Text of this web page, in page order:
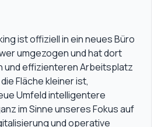
ist offiziell in ein neues Büro
umgezogen und hat dort
und effizienteren Arbeitsplatz
Fläche kleiner ist,
Umfeld intelligentere
im Sinne unseres Fokus auf
und operative